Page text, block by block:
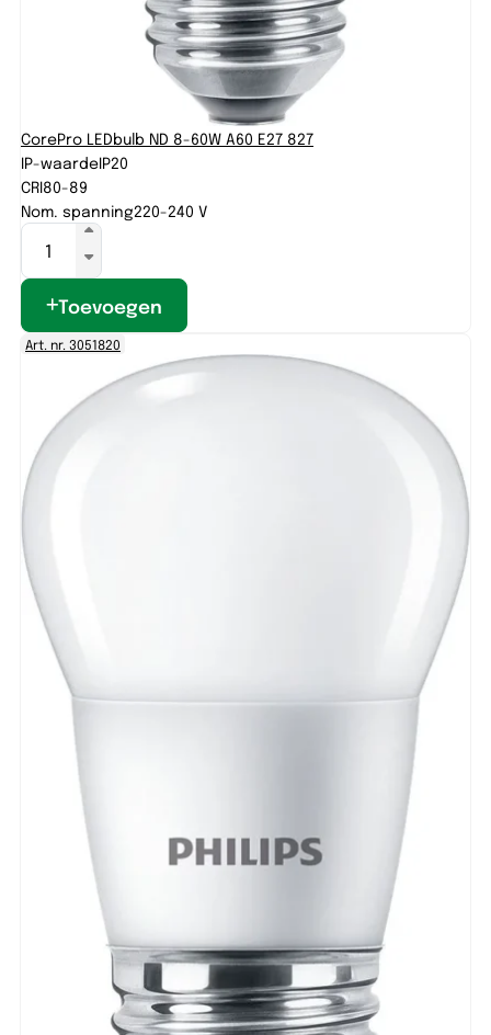
CorePro LEDbulb ND 8-60W A60 E27 827
IP-waardeIP20
CRI80-89
Nom. spanning220-240 V
Toevoegen
Art. nr. 3051820